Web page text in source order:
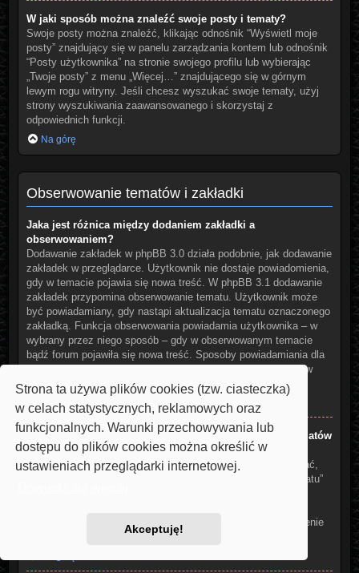
Strona ta używa plików cookies (tzw. ciasteczka)
w celach statystycznych, reklamowych oraz
funkcjonalnych. Warunki przechowywania lub
dostępu do plików cookies można określić w
ustawieniach przeglądarki internetowej.
Akceptuję!
W jaki sposób można znaleźć swoje posty i tematy?
Swoje posty można znaleźć, klikając odnośnik “Wyświetl moje
posty” znajdujący się w panelu zarządzania kontem lub odnośnik
“Posty użytkownika” na stronie swojego profilu lub wybierając
„Twoje posty” z menu „Więcej…” znajdującego się w górnym
lewym rogu witryny. Jeśli chcesz wyszukać swoje tematy, użyj
strony wyszukiwania zaawansowanego i skorzystaj z
odpowiednich funkcji.
Na górę
Obserwowanie tematów i zakładki
Jaka jest różnica między dodaniem zakładki a
obserwowaniem?
Dodawanie zakładek w phpBB 3.0 działa podobnie, jak dodawanie
zakładek w przeglądarce. Użytkownik nie dostaje powiadomienia,
gdy w temacie pojawia się nowa treść. W phpBB 3.1 dodawanie
zakładek przypomina obserwowanie tematu. Użytkownik może
być powiadamiany, gdy nastąpi aktualizacja tematu oznaczonego
zakładką. Funkcja obserwowania powiadamia użytkownika – w
wybrany przez niego sposób – gdy w obserwowanym temacie
bądź forum pojawiła się nowa treść. Sposoby powiadamiania dla
zakładek i obserwowanych elementów można konfigurować w
panelu użytkownika na karcie „Ustawienia witryny”.
Na górę
W jaki sposób można dodać zakładkę do wybranych tematów
lub je obserwować??
Aby dodać zakładkę do wybranego tematu lub go obserwować,
należy kliknąć odpowiedni odnośnik w menu “Narzędzia tematu”
“Powiadamiaj o opublikowaniu odpowiedzi” spowoduje włączenie
obserwowania tematu.